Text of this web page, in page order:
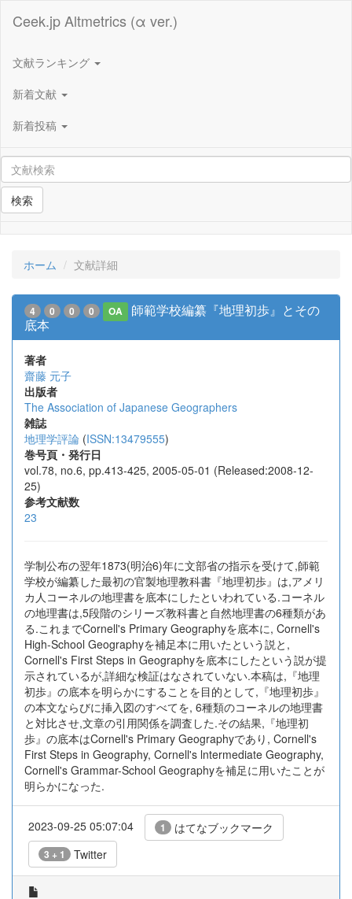
Ceek.jp Altmetrics (α ver.)
文献ランキング
新着文献
新着投稿
検索
ホーム 文献詳細
4 0 0 0 OA
師範学校編纂『地理初歩』とその
底本
著者
齋藤 元子
出版者
The Association of Japanese Geographers
雑誌
地理学評論 (ISSN:13479555)
巻号頁・発行日
vol.78, no.6, pp.413-425, 2005-05-01 (Released:2008-12-
25)
参考文献数
23
学制公布の翌年1873(明治6)年に文部省の指示を受けて,師範
学校が編纂した最初の官製地理教科書『地理初歩』は,アメリ
カ人コーネルの地理書を底本にしたといわれている.コーネル
の地理書は,5段階のシリーズ教科書と自然地理書の6種類があ
る.これまでCornell's Primary Geographyを底本に, Cornell's
High-School Geographyを補足本に用いたという説と,
Cornell's First Steps in Geographyを底本にしたという説が提
示されているが,詳細な検証はなされていない.本稿は,『地理
初歩』の底本を明らかにすることを目的として,『地理初歩』
の本文ならびに挿入図のすべてを, 6種類のコーネルの地理書
と対比させ,文章の引用関係を調査した.その結果,『地理初
歩』の底本はCornell's Primary Geographyであり, Cornell's
First Steps in Geography, Cornell's lntermediate Geography,
Cornell's Grammar-School Geographyを補足に用いたことが
明らかになった.
2023-09-25 05:07:04 1 はてなブックマーク
3 + 1 Twitter